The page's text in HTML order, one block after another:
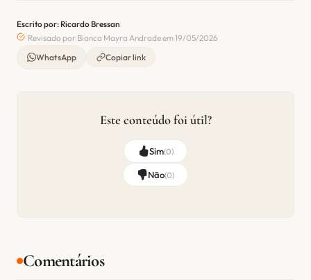
Escrito por: Ricardo Bressan
Revisado por Bianca Mayra Andrade em 19/05/2026
WhatsApp
Copiar link
Este conteúdo foi útil?
Sim(0)
Não(0)
Comentários